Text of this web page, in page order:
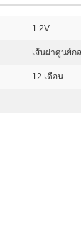
1.2V
เส้นผ่าศูนย์ก
12 เดือน